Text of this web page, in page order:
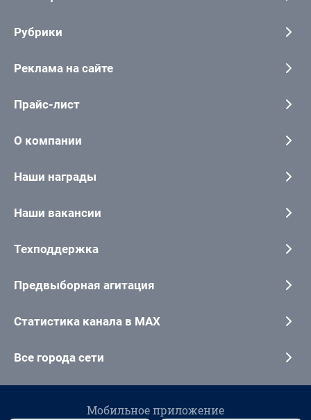
Рубрики
Реклама на сайте
Прайс-лист
О компании
Наши награды
Наши вакансии
Техподдержка
Предвыборная агитация
Статистика канала в MAX
Все города сети
Мобильное приложение